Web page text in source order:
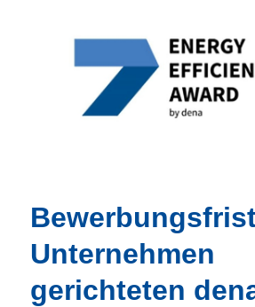
Unternehmen
gerichteten